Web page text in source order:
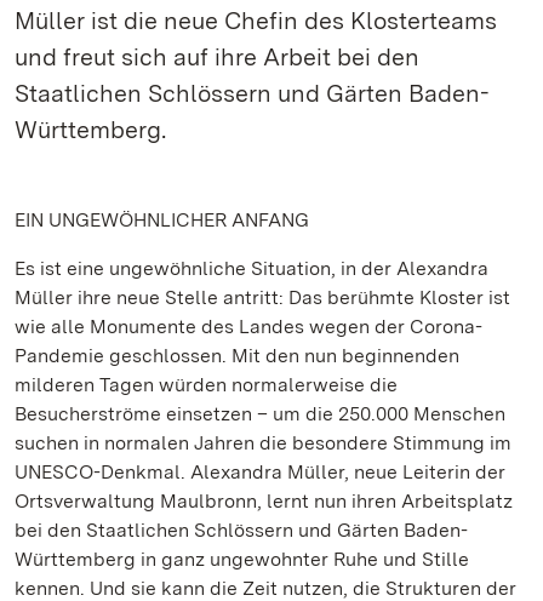
Müller ist die neue Chefin des Klosterteams
und freut sich auf ihre Arbeit bei den
Staatlichen Schlössern und Gärten Baden-
Württemberg.
EIN UNGEWÖHNLICHER ANFANG
Es ist eine ungewöhnliche Situation, in der Alexandra
Müller ihre neue Stelle antritt: Das berühmte Kloster ist
wie alle Monumente des Landes wegen der Corona-
Pandemie geschlossen. Mit den nun beginnenden
milderen Tagen würden normalerweise die
Besucherströme einsetzen – um die 250.000 Menschen
suchen in normalen Jahren die besondere Stimmung im
UNESCO-Denkmal. Alexandra Müller, neue Leiterin der
Ortsverwaltung Maulbronn, lernt nun ihren Arbeitsplatz
bei den Staatlichen Schlössern und Gärten Baden-
Württemberg in ganz ungewohnter Ruhe und Stille
kennen. Und sie kann die Zeit nutzen, die Strukturen der